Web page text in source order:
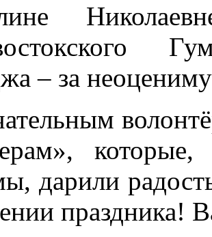
– за
дарили
праздника!